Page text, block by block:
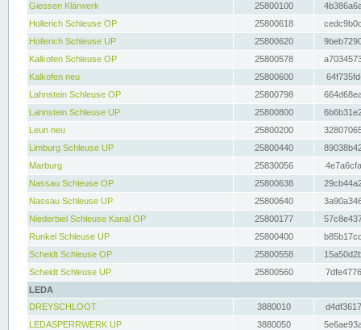
Giessen Klärwerk
25800100
Hollerich Schleuse OP
25800618
Hollerich Schleuse UP
25800620
Kalkofen Schleuse OP
25800578
Kalkofen neu
25800600
Lahnstein Schleuse OP
25800798
Lahnstein Schleuse UP
25800800
Leun neu
25800200
Limburg Schleuse UP
25800440
Marburg
25830056
Nassau Schleuse OP
25800638
Nassau Schleuse UP
25800640
Niederbiel Schleuse Kanal OP
25800177
Runkel Schleuse UP
25800400
Scheidt Schleuse OP
25800558
Scheidt Schleuse UP
25800560
LEDA
DREYSCHLOOT
3880010
LEDASPERRWERK UP
3880050